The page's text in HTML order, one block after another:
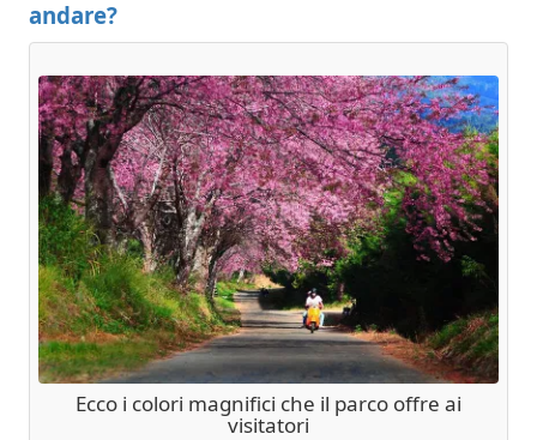
andare?
Ecco i colori magnifici che il parco offre ai
visitatori